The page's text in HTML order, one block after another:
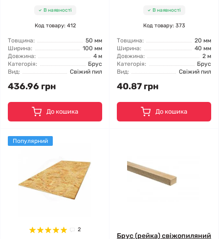
В наявності
Код товару: 412
Товщина:
50 мм
Ширина:
100 мм
Довжина:
4 м
Категорія:
Брус
Вид:
Свіжий пил
436.96 грн
До кошика
В наявності
Код товару: 373
Товщина:
20 мм
Ширина:
40 мм
Довжина:
2 м
Категорія:
Брус
Вид:
Свіжий пил
40.87 грн
До кошика
Популярний
2
Брус (рейка) свіжопиляний